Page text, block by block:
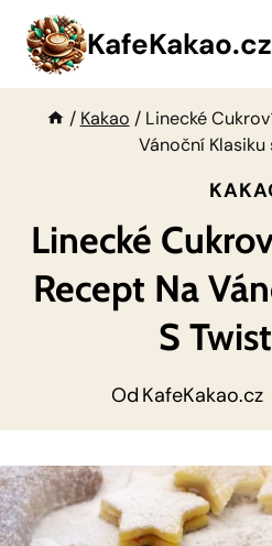
Přeskočit
obsah
KafeKakao.cz
/ Kakao / Linecké
Vánoční Klasiku
Linecké
Recept Na
S
Od KafeKakao.cz